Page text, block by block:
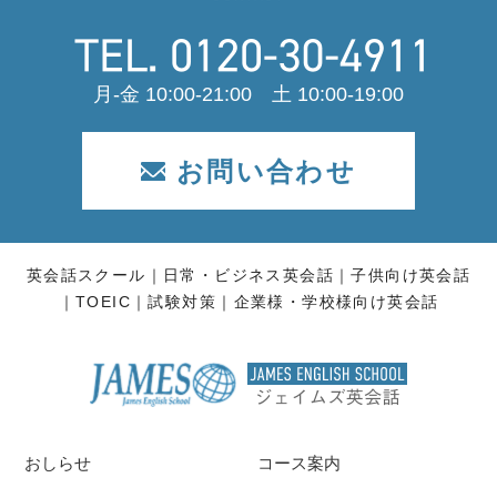
月-金 10:00-21:00 土 10:00-19:00
お問い合わせ
英会話スクール 日常・ビジネス英会話
子供向け英会話
TOEIC
試験対策 企業様・学校様向け英会話
おしらせ コース案内